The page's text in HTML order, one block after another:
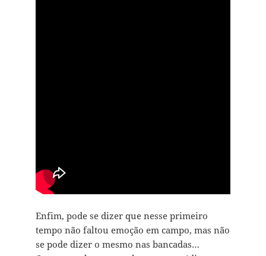
Enfim, pode se dizer que nesse primeiro
tempo não faltou emoção em campo, mas não
se pode dizer o mesmo nas bancadas…